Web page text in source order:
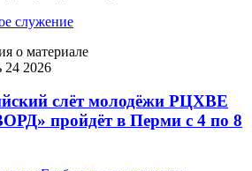
служение
о материале
2026
слёт молодёжи РЦХВЕ
пройдёт в Перми с 4 по 8